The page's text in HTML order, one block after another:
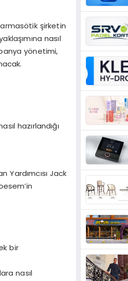
ötik şirketin
şımına nasıl
yönetimi,
ıl hazırlandığı
Yardımcısı Jack
’in
bir
nasıl